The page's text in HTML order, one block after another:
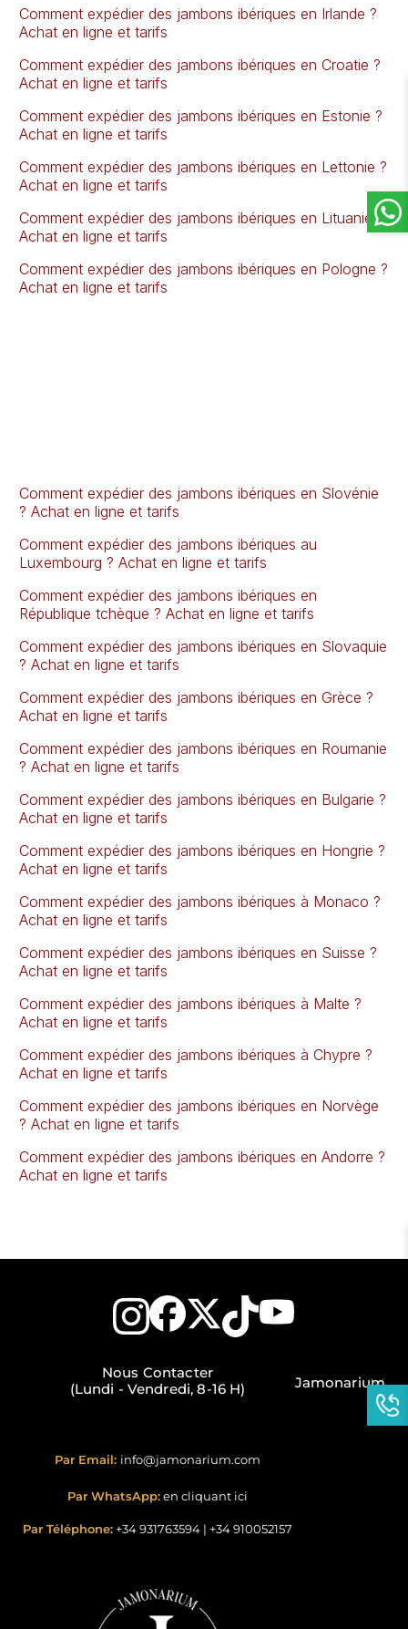
Comment expédier des jambons ibériques en Irlande ?
Achat en ligne et tarifs
Comment expédier des jambons ibériques en Croatie ?
Achat en ligne et tarifs
Comment expédier des jambons ibériques en Estonie ?
Achat en ligne et tarifs
Comment expédier des jambons ibériques en Lettonie ?
Achat en ligne et tarifs
Comment expédier des jambons ibériques en Lituanie ?
Achat en ligne et tarifs
Comment expédier des jambons ibériques en Pologne ?
Achat en ligne et tarifs
Comment expédier des jambons ibériques en Slovénie
? Achat en ligne et tarifs
Comment expédier des jambons ibériques au
Luxembourg ? Achat en ligne et tarifs
Comment expédier des jambons ibériques en
République tchèque ? Achat en ligne et tarifs
Comment expédier des jambons ibériques en Slovaquie
? Achat en ligne et tarifs
Comment expédier des jambons ibériques en Grèce ?
Achat en ligne et tarifs
Comment expédier des jambons ibériques en Roumanie
? Achat en ligne et tarifs
Comment expédier des jambons ibériques en Bulgarie ?
Achat en ligne et tarifs
Comment expédier des jambons ibériques en Hongrie ?
Achat en ligne et tarifs
Comment expédier des jambons ibériques à Monaco ?
Achat en ligne et tarifs
Comment expédier des jambons ibériques en Suisse ?
Achat en ligne et tarifs
Comment expédier des jambons ibériques à Malte ?
Achat en ligne et tarifs
Comment expédier des jambons ibériques à Chypre ?
Achat en ligne et tarifs
Comment expédier des jambons ibériques en Norvège
? Achat en ligne et tarifs
Comment expédier des jambons ibériques en Andorre ?
Achat en ligne et tarifs
Nous Contacter
(Lundi - Vendredi, 8-16 H)
Par Email: info@jamonarium.com
Par WhatsApp:en cliquant ici
Par Téléphone: +34 931763594 | +34 910052157
Jamonarium